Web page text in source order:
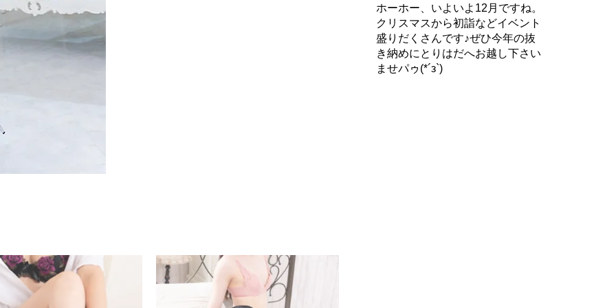
ホーホー、いよいよ12月ですね。
クリスマスから初詣などイベント
盛りだくさんです♪ぜひ今年の抜
き納めにとりはだへお越し下さい
ませパゥ(*´з`)